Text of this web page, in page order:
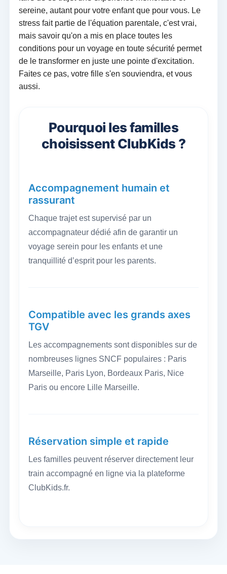
sereine, autant pour votre enfant que pour vous. Le
stress fait partie de l'équation parentale, c'est vrai,
mais savoir qu'on a mis en place toutes les
conditions pour un voyage en toute sécurité permet
de le transformer en juste une pointe d'excitation.
Faites ce pas, votre fille s'en souviendra, et vous
aussi.
Pourquoi les familles
choisissent ClubKids ?
Accompagnement humain et
rassurant
Chaque trajet est supervisé par un
accompagnateur dédié afin de garantir un
voyage serein pour les enfants et une
tranquillité d’esprit pour les parents.
Compatible avec les grands axes
TGV
Les accompagnements sont disponibles sur de
nombreuses lignes SNCF populaires : Paris
Marseille, Paris Lyon, Bordeaux Paris, Nice
Paris ou encore Lille Marseille.
Réservation simple et rapide
Les familles peuvent réserver directement leur
train accompagné en ligne via la plateforme
ClubKids.fr.